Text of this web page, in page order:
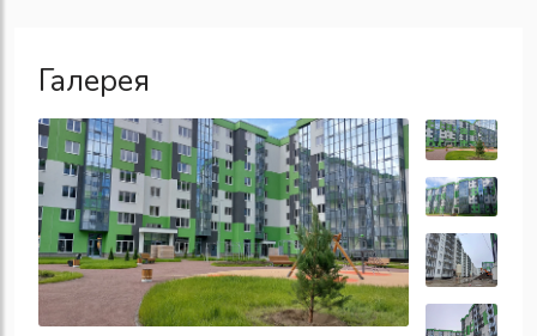
Галерея